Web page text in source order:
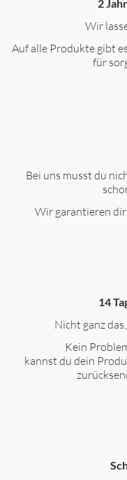
Anzahl Batterien
Blister
ja
2
Wir
Auf alle Produkte gibt
für
Bei uns musst du
Wir garantieren
14
Nicht ganz
Kein
kannst du dein